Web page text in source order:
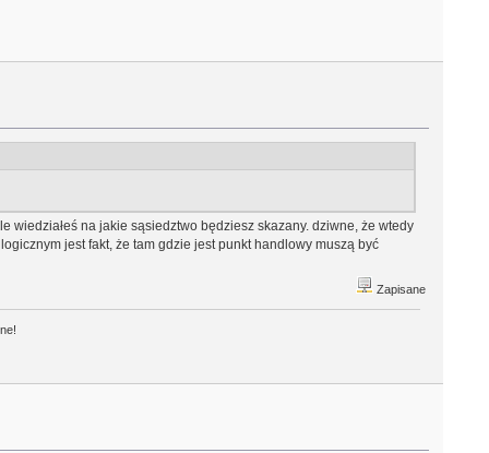
na jakie sąsiedztwo będziesz skazany. dziwne, że wtedy
jest fakt, że tam gdzie jest punkt handlowy muszą być
Zapisane